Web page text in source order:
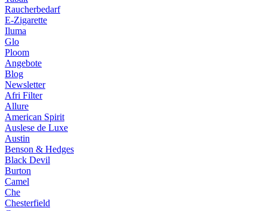
Raucherbedarf
E-Zigarette
Iluma
Glo
Ploom
Angebote
Blog
Newsletter
Afri Filter
Allure
American Spirit
Auslese de Luxe
Austin
Benson & Hedges
Black Devil
Burton
Camel
Che
Chesterfield